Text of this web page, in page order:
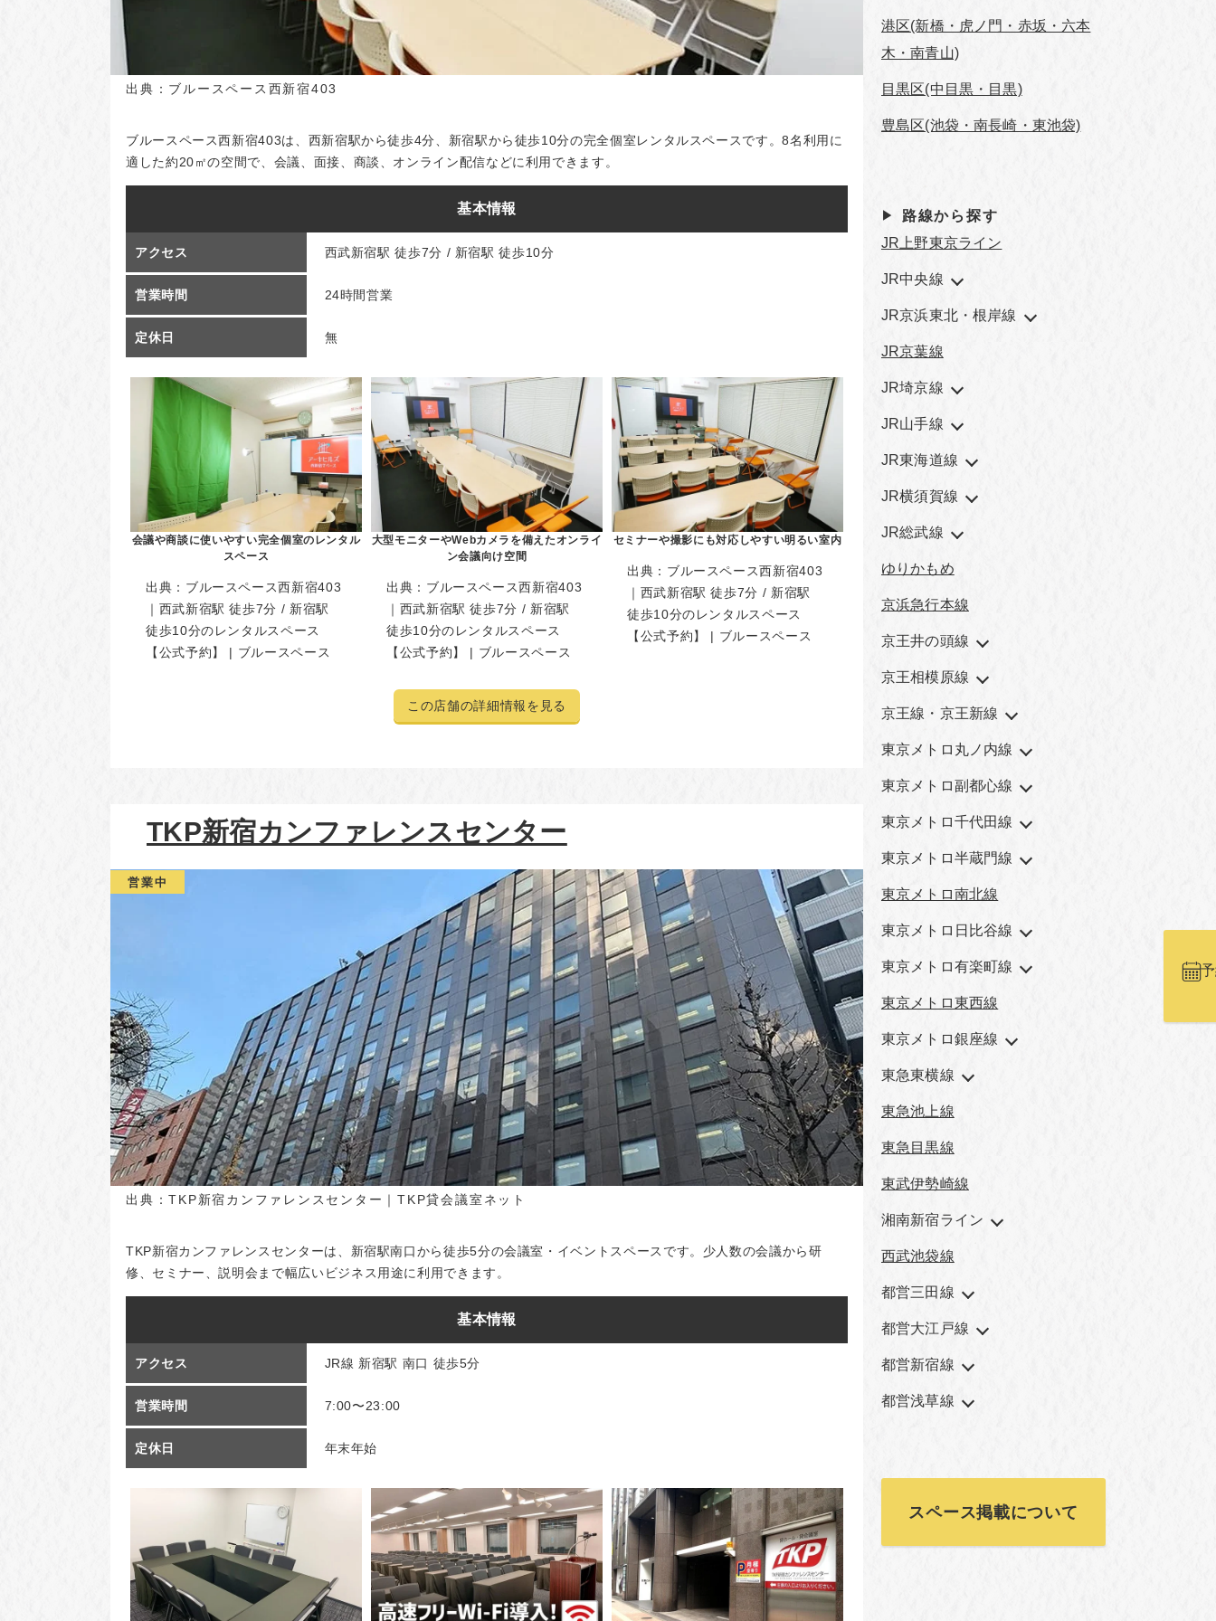
出典： ブルースペース西新宿403
ブルースペース西新宿403は、西新宿駅から徒歩4分、新宿駅から徒歩10分の完全個室レンタルスペースです。8名利用に
適した約20㎡の空間で、会議、面接、商談、オンライン配信などに利用できます。
基本情報
アクセス 西武新宿駅 徒歩7分 / 新宿駅 徒歩10分
営業時間 24時間営業
定休日 無
会議や商談に使いやすい完全個室のレンタル
スペース
出典： ブルースペース西新宿403
｜西武新宿駅 徒歩7分 / 新宿駅
徒歩10分のレンタルスペース
【公式予約】 | ブルースペース
大型モニターやWebカメラを備えたオンライ
ン会議向け空間
出典： ブルースペース西新宿403
｜西武新宿駅 徒歩7分 / 新宿駅
徒歩10分のレンタルスペース
【公式予約】 | ブルースペース
セミナーや撮影にも対応しやすい明るい室内
出典： ブルースペース西新宿403
｜西武新宿駅 徒歩7分 / 新宿駅
徒歩10分のレンタルスペース
【公式予約】 | ブルースペース
この店舗の詳細情報を見る
TKP新宿カンファレンスセンター
営業中
出典：TKP新宿カンファレンスセンター｜TKP貸会議室ネット
TKP新宿カンファレンスセンターは、新宿駅南口から徒歩5分の会議室・イベントスペースです。少人数の会議から研
修、セミナー、説明会まで幅広いビジネス用途に利用できます。
基本情報
アクセス JR線 新宿駅 南口 徒歩5分
営業時間 7:00〜23:00
定休日 年末年始
港区(新橋・虎ノ門・赤坂・六本
木・南青山)
目黒区(中目黒・目黒)
豊島区(池袋・南長崎・東池袋)
路線から探す
JR上野東京ライン
JR中央線
JR京浜東北・根岸線
JR京葉線
JR埼京線
JR山手線
JR東海道線
JR横須賀線
JR総武線
ゆりかもめ
京浜急行本線
京王井の頭線
京王相模原線
京王線・京王新線
東京メトロ丸ノ内線
東京メトロ副都心線
東京メトロ千代田線
東京メトロ半蔵門線
東京メトロ南北線
東京メトロ日比谷線
東京メトロ有楽町線
東京メトロ東西線
東京メトロ銀座線
東急東横線
東急池上線
東急目黒線
東武伊勢崎線
湘南新宿ライン
西武池袋線
都営三田線
都営大江戸線
都営新宿線
都営浅草線
スペース掲載について